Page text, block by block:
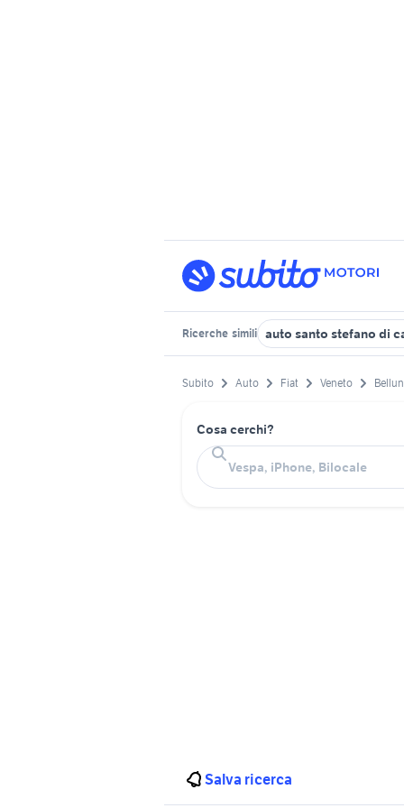
Ricerche simili auto santo stefano di
Subito Auto Fiat Veneto
Cosa cerchi?
Salva ricerca